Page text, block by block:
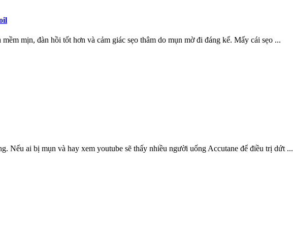
mịn, đàn hồi tốt hơn và cảm giác sẹo thâm do mụn mờ đi đáng kể. Mấy cái sẹo ...
Nếu ai bị mụn và hay xem youtube sẽ thấy nhiều người uống Accutane để điều trị dứt ...